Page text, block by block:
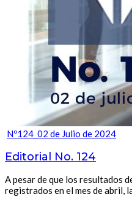
Nº124_02 de Julio de 2024
Editorial No. 124
A pesar de que los resultados
registrados en el mes de abril,